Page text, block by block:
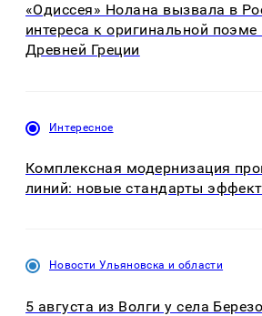
«Одиссея» Нолана вызвала в
интереса к оригинальной
Древней Греции
Интересное
Комплексная модернизация
линий: новые стандарты
Новости Ульяновска и области
5 августа из Волги у села